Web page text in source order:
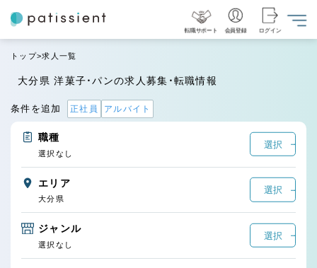
転職サポート 会員登録 ログイン
トップ 求人一覧
大分県 洋菓子・パンの求人募集・転職情報
条件を追加 正社員 アルバイト
職種
選択
選択なし
エリア
選択
大分県
ジャンル
選択
選択なし